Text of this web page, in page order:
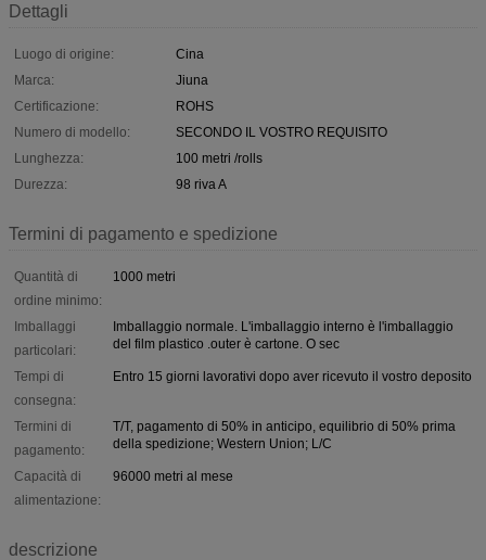
Dettagli
Luogo di origine:
Cina
Marca:
Jiuna
Certificazione:
ROHS
Numero di modello:
SECONDO IL VOSTRO REQUISITO
Lunghezza:
100 metri /rolls
Durezza:
98 riva A
Termini di pagamento e spedizione
Quantità di
ordine minimo:
1000 metri
Imballaggi
particolari:
Imballaggio normale. L'imballaggio interno è l'imballaggio
del film plastico .outer è cartone. O sec
Tempi di
consegna:
Entro 15 giorni lavorativi dopo aver ricevuto il vostro deposito
Termini di
pagamento:
T/T, pagamento di 50% in anticipo, equilibrio di 50% prima
della spedizione; Western Union; L/C
Capacità di
alimentazione:
96000 metri al mese
descrizione